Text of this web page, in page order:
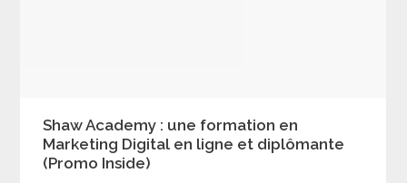
Shaw Academy : une formation en
Marketing Digital en ligne et diplômante
(Promo Inside)